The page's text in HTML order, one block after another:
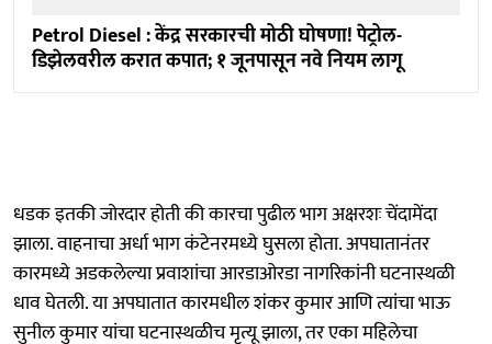
Petrol Diesel : केंद्र सरकारची मोठी घोषणा! पेट्रोल-
डिझेलवरील करात कपात; १ जूनपासून नवे नियम लागू
धडक इतकी जोरदार होती की कारचा पुढील भाग अक्षरशः चेंदामेंदा
झाला. वाहनाचा अर्धा भाग कंटेनरमध्ये घुसला होता. अपघातानंतर
कारमध्ये अडकलेल्या प्रवाशांचा आरडाओरडा नागरिकांनी घटनास्थळी
धाव घेतली. या अपघातात कारमधील शंकर कुमार आणि त्यांचा भाऊ
सुनील कुमार यांचा घटनास्थळीच मृत्यू झाला, तर एका महिलेचा